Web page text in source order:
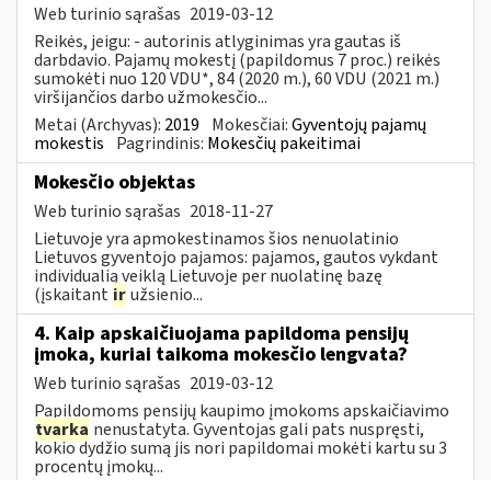
Web turinio sąrašas 2019-03-12
Reikės, jeigu: - autorinis atlyginimas yra gautas iš
darbdavio. Pajamų mokestį (papildomus 7 proc.) reikės
sumokėti nuo 120 VDU*, 84 (2020 m.), 60 VDU (2021 m.)
viršijančios darbo užmokesčio...
Metai (Archyvas): 2019 Mokesčiai:Gyventojų pajamų
mokestis Pagrindinis: Mokesčių pakeitimai
Mokesčio objektas
Web turinio sąrašas 2018-11-27
Lietuvoje yra apmokestinamos šios nenuolatinio
Lietuvos gyventojo pajamos: pajamos, gautos vykdant
individualią veiklą Lietuvoje per nuolatinę bazę
(įskaitant iružsienio...
4. Kaip apskaičiuojama papildoma pensijų
įmoka, kuriai taikoma mokesčio lengvata?
Web turinio sąrašas 2019-03-12
Papildomoms pensijų kaupimo įmokoms apskaičiavimo
tvarka nenustatyta. Gyventojas gali pats nuspręsti,
kokio dydžio sumą jis nori papildomai mokėti kartu su 3
procentų įmokų...